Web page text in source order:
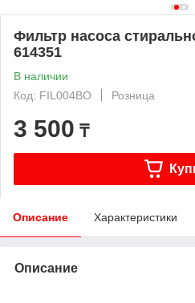
Фильтр насоса
614351
В наличии
Код: FIL004BO
Розница
3 500 ₸
Описание Характеристики
Описание